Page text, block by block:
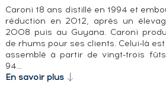
Caroni 18 ans distillé en 1994 et
réduction en 2012, après un
2008 puis au Guyana. Caroni
de rhums pour ses clients. Celui-là
assemblé à partir de vingt-trois
94…
En savoir plus